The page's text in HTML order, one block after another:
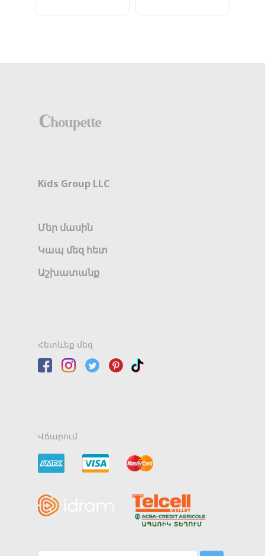
Kids Group LLC
Մեր մասին
Կապ մեզ հետ
Աշխատանք
Հետևեք մեզ
Վճարում